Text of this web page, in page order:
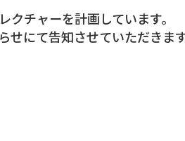
チャーを計画しています。
にて告知させていただきます